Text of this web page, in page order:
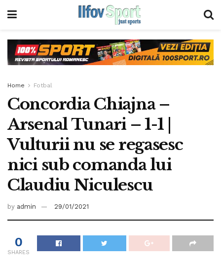
Home Fotbal
Concordia Chiajna –
Arsenal Tunari – 1-1 |
Vulturii nu se regasesc
nici sub comanda lui
Claudiu Niculescu
by admin 29/01/2021
0
SHARES